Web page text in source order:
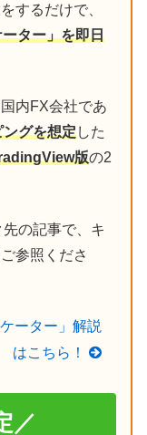
するだけで、
ター」を即日
内FX会社であ
グを想定した
版の2
の記事で、キ
参照くださ
ーター」解説
はこちら！
／